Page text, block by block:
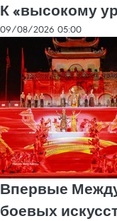
К «высокому
09/08/2026 05:00
Впервые
боевых